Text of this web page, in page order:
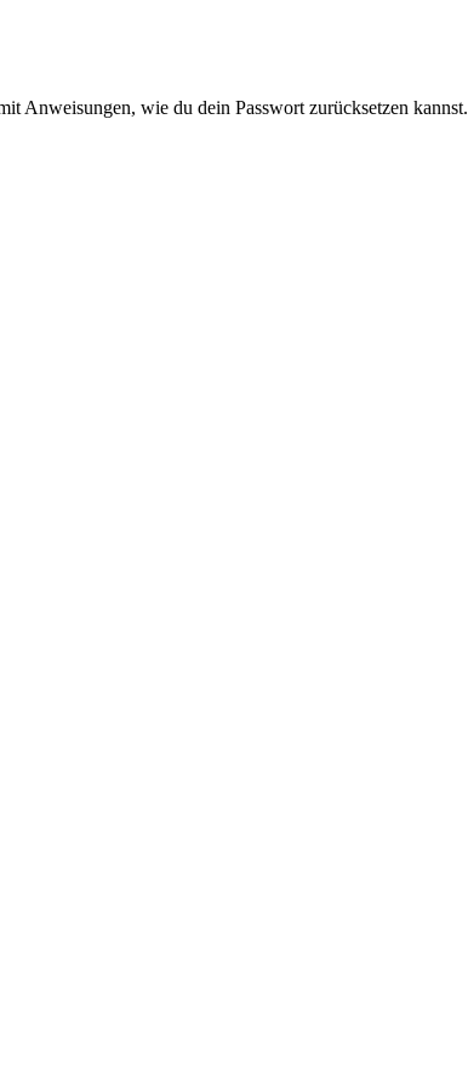
Anweisungen, wie du dein Passwort zurücksetzen kannst.